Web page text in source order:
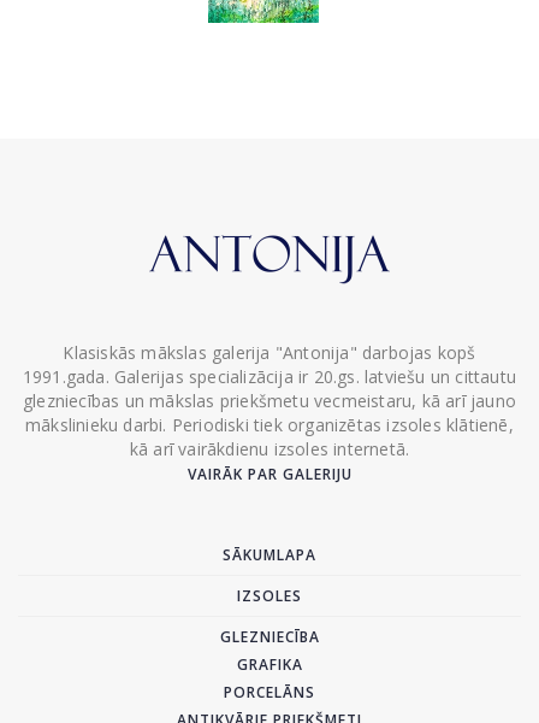
Klasiskās mākslas galerija "Antonija" darbojas kopš
1991.gada. Galerijas specializācija ir 20.gs. latviešu un cittautu
glezniecības un mākslas priekšmetu vecmeistaru, kā arī jauno
mākslinieku darbi. Periodiski tiek organizētas izsoles klātienē,
kā arī vairākdienu izsoles internetā.
VAIRĀK PAR GALERIJU
SĀKUMLAPA
IZSOLES
GLEZNIECĪBA
GRAFIKA
PORCELĀNS